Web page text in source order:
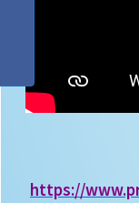
https://